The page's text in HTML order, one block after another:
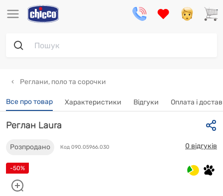
Реглани, поло та сорочки
Все про товар Характеристики Відгуки Oплата і
-50%
Реглан Laura
Розпродано Код 090.05966.030 0 відгуків